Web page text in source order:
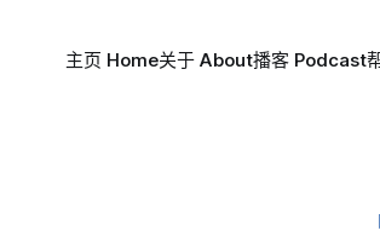
主页 Home关于 About播客 Podcast